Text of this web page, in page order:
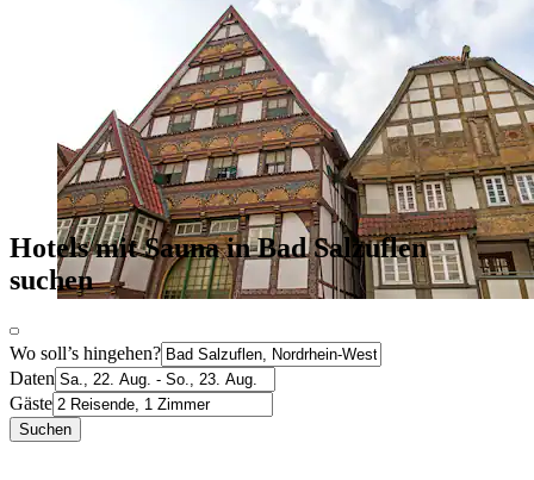
Hotels mit Sauna in Bad Salzuflen
suchen
Wo soll’s hingehen?
Daten
Gäste
Suchen